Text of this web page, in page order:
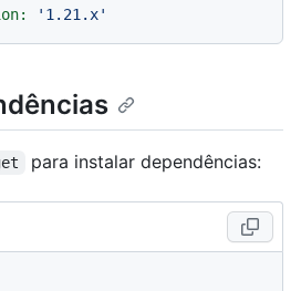
'1.21.x'
para instalar dependências: